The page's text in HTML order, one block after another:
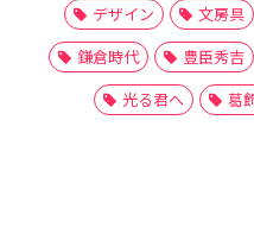
デザイン
文房具
鎌倉時代
豊臣秀吉
光る君へ
葛